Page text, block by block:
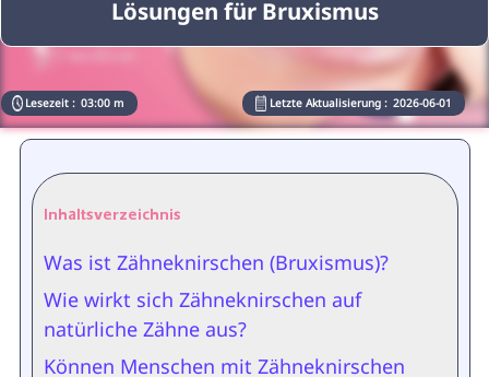
Lösungen für Bruxismus
Lesezeit : 03:00 m Letzte Aktualisierung : 2026-06-01
Inhaltsverzeichnis
Was ist Zähneknirschen (Bruxismus)?
Wie wirkt sich Zähneknirschen auf
natürliche Zähne aus?
Können Menschen mit Zähneknirschen